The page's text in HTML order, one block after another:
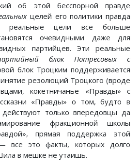
об этой бесспорной правде
целей его политики правда
реальные цели все больше
очевидными даже для
партийцев. Эти реальные
блок Потресовых с
блок Троцким поддерживается
резолюций Троцкого (вроде
кокетничанье «Правды» с
«Правды» о том, будто в
только впередовцы да
фракционной школы
прямая поддержка этой
все это факты, которых долго
в мешке не утаишь.